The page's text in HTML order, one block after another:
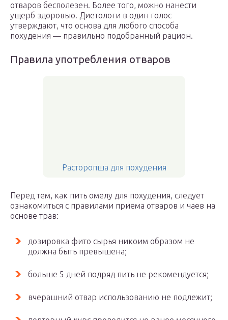
отваров бесполезен. Более того, можно нанести
ущерб здоровью. Диетологи в один голос
утверждают, что основа для любого способа
похудения — правильно подобранный рацион.
Правила употребления отваров
Расторопша для похудения
Перед тем, как пить омелу для похудения, следует
ознакомиться с правилами приема отваров и чаев на
основе трав:
дозировка фито сырья никоим образом не
должна быть превышена;
больше 5 дней подряд пить не рекомендуется;
вчерашний отвар использованию не подлежит;